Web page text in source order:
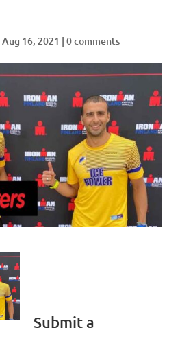
Aug 16, 2021 | 0 comments
Submit a